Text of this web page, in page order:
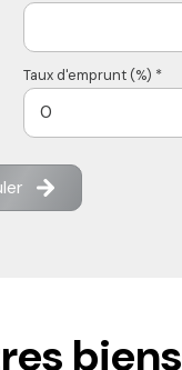
Taux d'emprunt (%) *
biens